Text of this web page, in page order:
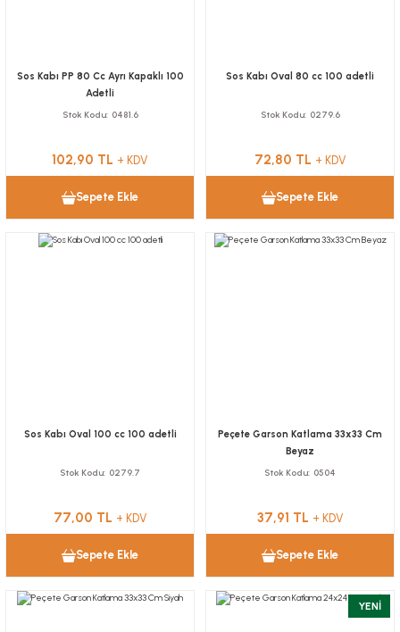
Sos Kabı PP 80 Cc Ayrı Kapaklı 100
Adetli
Stok Kodu 0481.6
102,90 TL + KDV
Sepete Ekle
Sos Kabı Oval 80 cc 100 adetli
Stok Kodu 0279.6
72,80 TL + KDV
Sepete Ekle
Sos Kabı Oval 100 cc 100 adetli
Stok Kodu 0279.7
77,00 TL + KDV
Sepete Ekle
Peçete Garson Katlama 33x33 Cm
Beyaz
Stok Kodu 0504
37,91 TL + KDV
Sepete Ekle
YENİ